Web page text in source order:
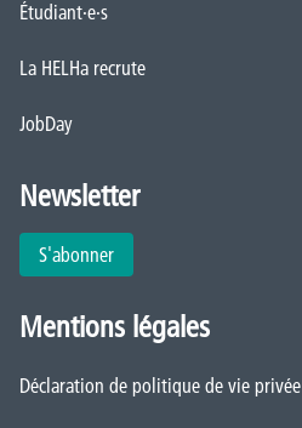
Étudiant·e·s
La HELHa recrute
JobDay
Newsletter
S'abonner
Mentions légales
Déclaration de politique de vie privée